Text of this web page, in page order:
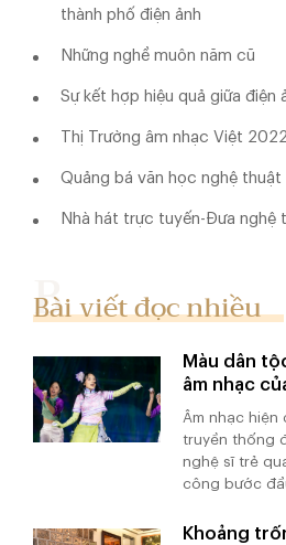
thành phố điện ảnh
Những nghề muôn năm cũ
Sự kết hợp hiệu quả giữa điện
Thị Trường âm nhạc Việt
Quảng bá văn học nghệ
Nhà hát trực tuyến-Đưa nghệ
Bài viết đọc nhiều
Màu dân
âm nhạc
Âm nhạc hiện
truyền thống
nghệ sĩ trẻ
công bước
Khoảng